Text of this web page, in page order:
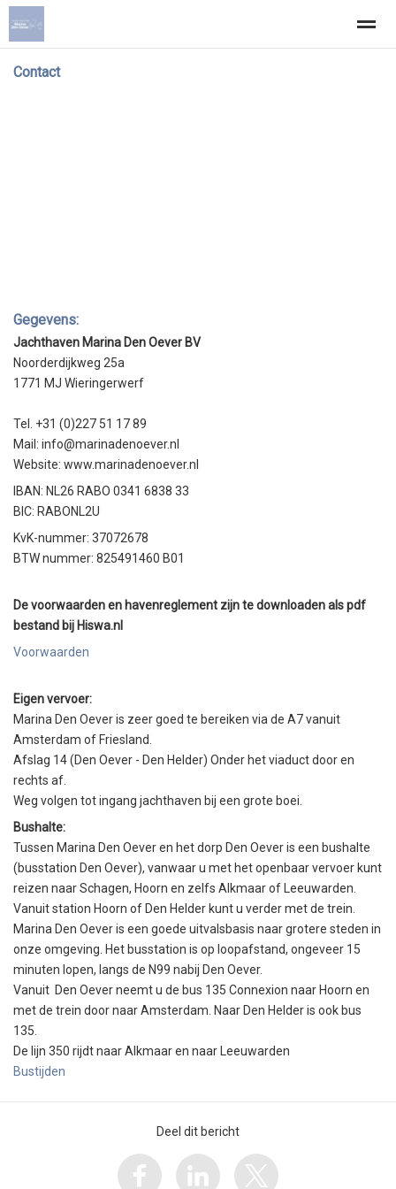
De jachthaven
Contact
Gegevens:
Jachthaven Marina Den Oever BV
Noorderdijkweg 25a
1771 MJ Wieringerwerf
Tel. +31 (0)227 51 17 89
Mail: info@marinadenoever.nl
Website: www.marinadenoever.nl
IBAN: NL26 RABO 0341 6838 33
BIC: RABONL2U
KvK-nummer: 37072678
BTW nummer: 825491460 B01
De voorwaarden en havenreglement zijn te downloaden als pdf
bestand bij Hiswa.nl
Voorwaarden
Eigen vervoer:
Marina Den Oever is zeer goed te bereiken via de A7 vanuit
Amsterdam of Friesland.
Afslag 14 (Den Oever - Den Helder) Onder het viaduct door en
rechts af.
Weg volgen tot ingang jachthaven bij een grote boei.
Bushalte:
Tussen Marina Den Oever en het dorp Den Oever is een bushalte
(busstation Den Oever), vanwaar u met het openbaar vervoer kunt
reizen naar Schagen, Hoorn en zelfs Alkmaar of Leeuwarden.
Vanuit station Hoorn of Den Helder kunt u verder met de trein.
Marina Den Oever is een goede uitvalsbasis naar grotere steden in
onze omgeving. Het busstation is op loopafstand, ongeveer 15
minuten lopen, langs de N99 nabij Den Oever.
Vanuit Den Oever neemt u de bus 135 Connexion naar Hoorn en
met de trein door naar Amsterdam. Naar Den Helder is ook bus
135.
De lijn 350 rijdt naar Alkmaar en naar Leeuwarden
Bustijden
Deel dit bericht